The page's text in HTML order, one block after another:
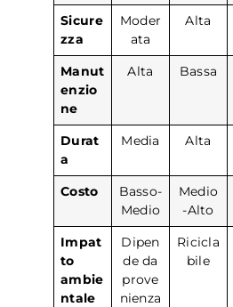
Sicure
zza
Moder
ata
Alta
Manut
enzio
ne
Alta Bassa
Durat
a
Media Alta
Costo
Basso-
Medio
Medio
-Alto
Impat
to
ambie
ntale
Dipen
de da
prove
nienza
Ricicla
bile